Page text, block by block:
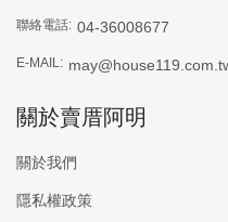
聯絡電話: 04-36008677
E-MAIL:
關於賣厝阿明
關於我們
隱私權政策